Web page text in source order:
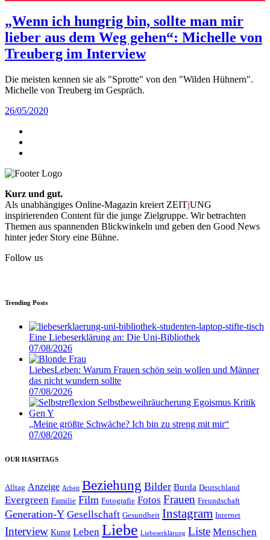
„Wenn ich hungrig bin, sollte man mir
lieber aus dem Weg gehen“: Michelle von
Treuberg im Interview
Die meisten kennen sie als "Sprotte" von den "Wilden Hühnern".
Michelle von Treuberg im Gespräch.
26/05/2020
Kurz und gut.
Als unabhängiges Online-Magazin kreiert ZEITjUNG
inspirierenden Content für die junge Zielgruppe. Wir betrachten
Themen aus spannenden Blickwinkeln und geben den Good News
hinter jeder Story eine Bühne.
Follow us
Trending Posts
Eine Liebeserklärung an: Die Uni-Bibliothek
07/08/2026
LiebesLeben: Warum Frauen schön sein wollen und Männer
das nicht wundern sollte
07/08/2026
„Meine größte Schwäche? Ich bin zu streng mit mir“
07/08/2026
OUR HASHTAGS
Alltag Anzeige Arbeit Beziehung Bilder Burda Deutschland
Evergreen Familie Film Fotografie Fotos Frauen Freundschaft
Generation-Y Gesellschaft Gesundheit Instagram Internet
Interview Kunst Leben Liebe Liebeserklärung Liste Menschen